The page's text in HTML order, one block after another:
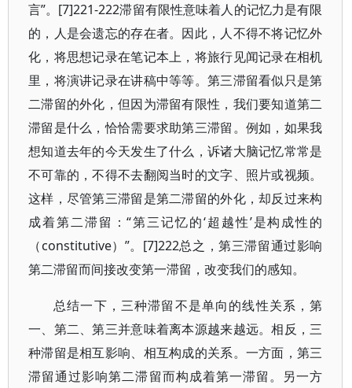
言”。[7]221-222滞留有限性意味着人的记忆力是有限
的，人是会遗忘的存在者。因此，人不得不将记忆外
化，将思想记录在笔记本上，将旅行见闻记录在相机
里，将演讲记录在讲稿中等等。第三滞留看似只是第
二滞留的外化，但因为滞留有限性，我们要知道第二
滞留是什么，恰恰需要求助第三滞留。例如，如果我
想知道去年的今天发生了什么，诉诸大脑记忆常常是
不可靠的，不得不去翻阅当时的文字、照片或视频。
这样，尽管第三滞留是第二滞留的外化，却反过来构
成着第二滞留：“第三记忆的‘超越性’是构成性的
（constitutive）”。[7]222总之，第三滞留通过影响
第二滞留而间接改变第一滞留，改变我们的感知。
总结一下，三种滞留不是单向的线性关系，第
一、第二、第三并意味着离本源越来越远。相反，三
种滞留是相互影响、相互构成的关系。一方面，第三
滞留通过影响第二滞留而构成着第一滞留。另一方